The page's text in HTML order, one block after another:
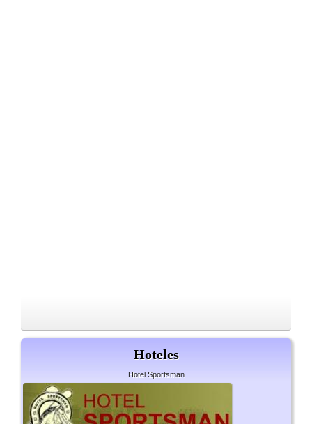
Hoteles
Hotel Sportsman